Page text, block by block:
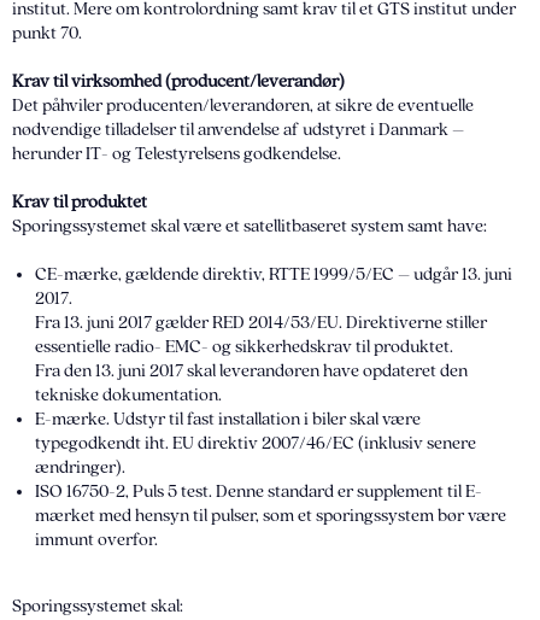
institut. Mere om kontrolordning samt krav til et GTS institut under
punkt 70.
Krav til virksomhed (producent/leverandør)
Det påhviler producenten/leverandøren, at sikre de eventuelle
nødvendige tilladelser til anvendelse af udstyret i Danmark –
herunder IT- og Telestyrelsens godkendelse.
Krav til produktet
Sporingssystemet skal være et satellitbaseret system samt have:
CE-mærke, gældende direktiv, RTTE 1999/5/EC – udgår 13. juni
2017.
Fra 13. juni 2017 gælder RED 2014/53/EU. Direktiverne stiller
essentielle radio- EMC- og sikkerhedskrav til produktet.
Fra den 13. juni 2017 skal leverandøren have opdateret den
tekniske dokumentation.
E-mærke. Udstyr til fast installation i biler skal være
typegodkendt iht. EU direktiv 2007/46/EC (inklusiv senere
ændringer).
ISO 16750-2, Puls 5 test. Denne standard er supplement til E-
mærket med hensyn til pulser, som et sporingssystem bør være
immunt overfor.
Sporingssystemet skal: